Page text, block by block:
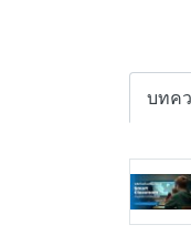
บทค